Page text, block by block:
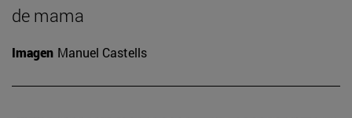
de mama
Imagen Manuel Castells